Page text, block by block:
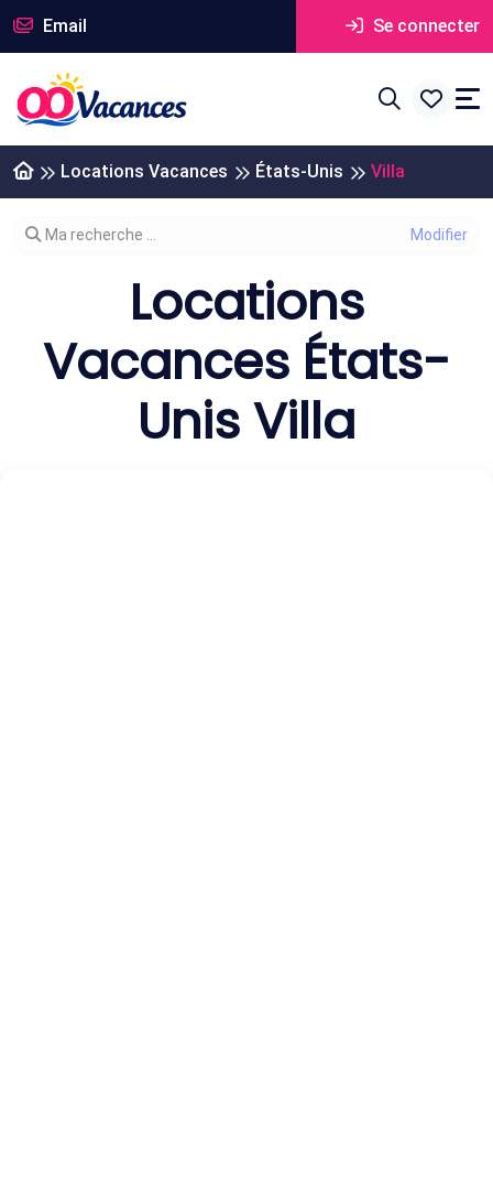
Email Se connecter
Locations Vacances États-Unis Villa
Modifier votre recherche
Ma recherche ...
Locations
Vacances États-
Unis Villa